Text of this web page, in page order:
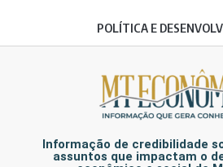
POLÍTICA E
Informação de credibilidade
assuntos que impactam o